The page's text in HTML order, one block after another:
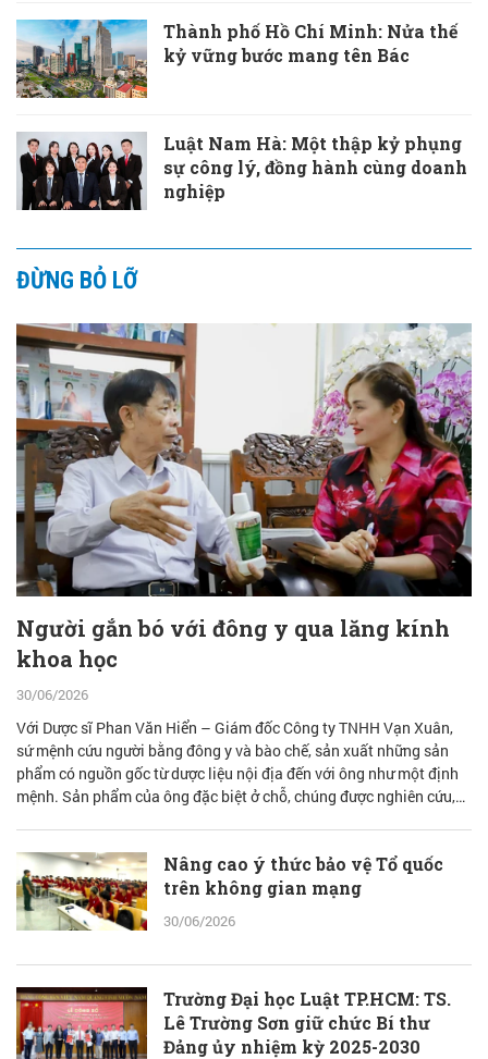
Thành phố Hồ Chí Minh: Nửa thế
kỷ vững bước mang tên Bác
Luật Nam Hà: Một thập kỷ phụng
sự công lý, đồng hành cùng doanh
nghiệp
ĐỪNG BỎ LỠ
Người gắn bó với đông y qua lăng kính
khoa học
30/06/2026
Với Dược sĩ Phan Văn Hiển – Giám đốc Công ty TNHH Vạn Xuân,
sứ mệnh cứu người bằng đông y và bào chế, sản xuất những sản
phẩm có nguồn gốc từ dược liệu nội địa đến với ông như một định
mệnh. Sản phẩm của ông đặc biệt ở chỗ, chúng được nghiên cứu,
Nâng cao ý thức bảo vệ Tổ quốc
trên không gian mạng
30/06/2026
Trường Đại học Luật TP.HCM: TS.
Lê Trường Sơn giữ chức Bí thư
Đảng ủy nhiệm kỳ 2025-2030